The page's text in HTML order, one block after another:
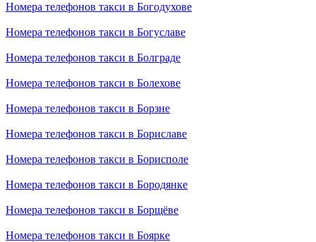
Номера телефонов такси в Богодухове
Номера телефонов такси в Богуславе
Номера телефонов такси в Болграде
Номера телефонов такси в Болехове
Номера телефонов такси в Борзне
Номера телефонов такси в Бориславе
Номера телефонов такси в Борисполе
Номера телефонов такси в Бородянке
Номера телефонов такси в Борщёве
Номера телефонов такси в Боярке